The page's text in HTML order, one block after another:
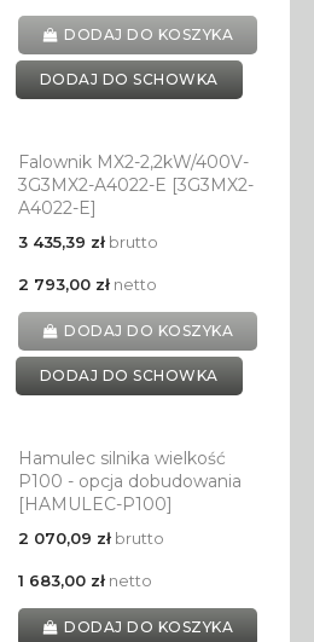
DODAJ DO KOSZYKA
DODAJ DO SCHOWKA
Falownik MX2-2,2kW/400V-
3G3MX2-A4022-E [3G3MX2-
A4022-E]
3 435,39 złbrutto
2 793,00 złnetto
DODAJ DO KOSZYKA
DODAJ DO SCHOWKA
Hamulec silnika wielkość
P100 - opcja dobudowania
[HAMULEC-P100]
2 070,09 złbrutto
1 683,00 złnetto
DODAJ DO KOSZYKA